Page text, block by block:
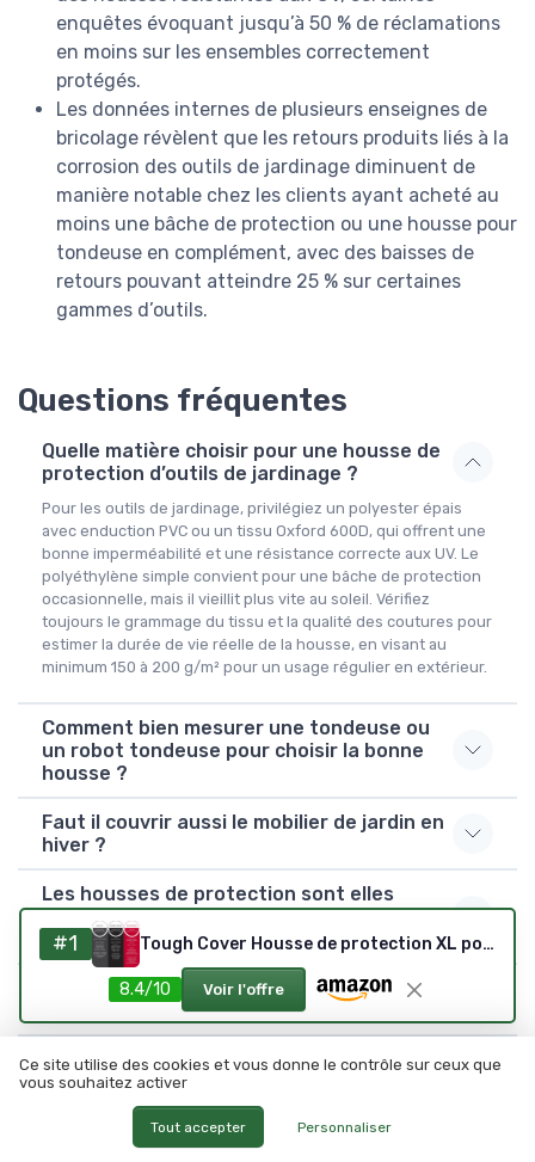
enquêtes évoquant jusqu’à 50 % de réclamations
en moins sur les ensembles correctement
protégés.
Les données internes de plusieurs enseignes de
bricolage révèlent que les retours produits liés à la
corrosion des outils de jardinage diminuent de
manière notable chez les clients ayant acheté au
moins une bâche de protection ou une housse pour
tondeuse en complément, avec des baisses de
retours pouvant atteindre 25 % sur certaines
gammes d’outils.
Questions fréquentes
Quelle matière choisir pour une housse de
protection d’outils de jardinage ?
Pour les outils de jardinage, privilégiez un polyester épais
avec enduction PVC ou un tissu Oxford 600D, qui offrent une
bonne imperméabilité et une résistance correcte aux UV. Le
polyéthylène simple convient pour une bâche de protection
occasionnelle, mais il vieillit plus vite au soleil. Vérifiez
toujours le grammage du tissu et la qualité des coutures pour
estimer la durée de vie réelle de la housse, en visant au
minimum 150 à 200 g/m² pour un usage régulier en extérieur.
Comment bien mesurer une tondeuse ou
un robot tondeuse pour choisir la bonne
housse ?
Faut il couvrir aussi le mobilier de jardin en
hiver ?
Les housses de protection sont elles
vraiment utiles pour les petits outils
comme les sécateurs ?
Comment entretenir une bâche de
protection ou une housse pour tondeuse ?
Quel est le meilleur housses de protection
pour outils de jardinage ?
Quel est le housses de protection pour
outils de jardinage le moins cher ?
#1 Tough Cover Housse de protection XL pour tracteur à gazon en tissu 600D de qualité marine, ajustement universel, protection contre l'eau, les UV, la saleté, le vent pour le stockage extérieur de XL - Noir
8.4/10 Voir l'offre
Ce site utilise des cookies et vous donne le contrôle sur ceux que
vous souhaitez activer
Tout accepter Personnaliser